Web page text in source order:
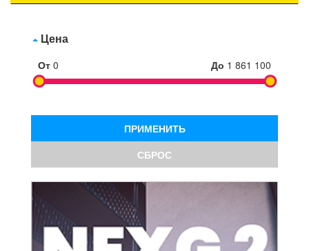
Цена
От 0 До 1 861 100
ПРИМЕНИТЬ
СБРОС